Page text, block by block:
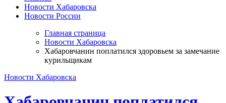
Новости Хабаровска
Новости России
Главная страница
Новости Хабаровска
Хабаровчанин поплатился здоровьем за замечание
курильщикам
Новости Хабаровска